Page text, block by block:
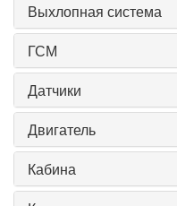
Выхлопная система
ГСМ
Датчики
Двигатель
Кабина